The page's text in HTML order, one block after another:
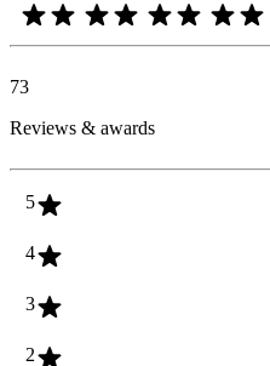
73
Reviews & awards
5
4
3
2